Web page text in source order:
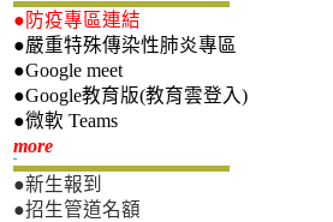
●防疫專區連結
●嚴重特殊傳染性肺炎專區
●Google meet
●Google教育版(教育雲登入)
●微軟 Teams
more新生專區
●新生報到
●招生管道名額